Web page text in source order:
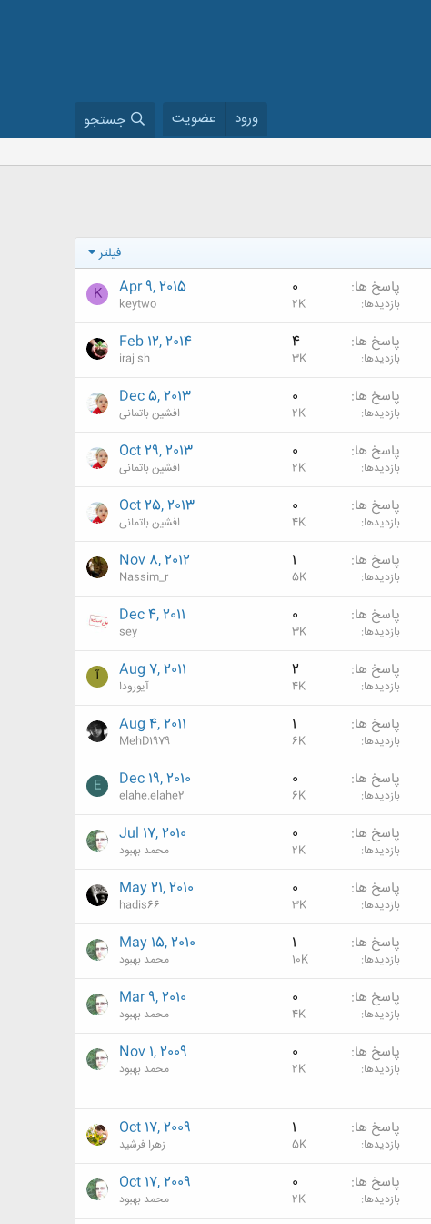
ورود عضویت جستجو
فیلتر
پاسخ ها 0
بازدیدها 2K
Apr 9, 2015
keytwo
K
پاسخ ها 4
بازدیدها 3K
Feb 12, 2014
iraj sh
پاسخ ها 0
بازدیدها 2K
Dec 5, 2013
افشین باتمانی
پاسخ ها 0
بازدیدها 2K
Oct 29, 2013
افشین باتمانی
پاسخ ها 0
بازدیدها 4K
Oct 25, 2013
افشین باتمانی
پاسخ ها 1
بازدیدها 5K
Nov 8, 2012
Nassim_r
پاسخ ها 0
بازدیدها 3K
Dec 4, 2011
sey
پاسخ ها 2
بازدیدها 4K
Aug 7, 2011
آیورودا آ
پاسخ ها 1
بازدیدها 6K
Aug 4, 2011
MehD1979
پاسخ ها 0
بازدیدها 6K
Dec 19, 2010
elahe.elahe2
E
پاسخ ها 0
بازدیدها 2K
Jul 17, 2010
محمد بهبود
پاسخ ها 0
بازدیدها 3K
May 21, 2010
hadis66
پاسخ ها 1
بازدیدها 10K
May 15, 2010
محمد بهبود
پاسخ ها 0
بازدیدها 4K
Mar 9, 2010
محمد بهبود
پاسخ ها 0
بازدیدها 2K
Nov 1, 2009
محمد بهبود
پاسخ ها 1
بازدیدها 5K
Oct 17, 2009
زهرا فرشید
پاسخ ها 0
بازدیدها 2K
Oct 17, 2009
محمد بهبود